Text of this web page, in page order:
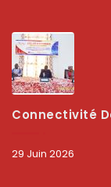
Connectivité Des Territoires : L’ARCEP Et Les Collectivités Territoriales Scellent Un Pacte Stratégique À Bobo-Dioulasso Pour Booster La Qualité
29 Juin 2026